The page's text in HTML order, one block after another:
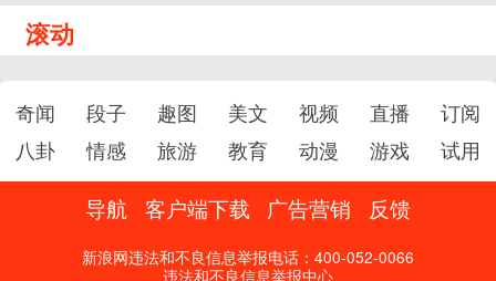
滚动
奇闻 段子 趣图 美文 视频 直播
订阅
八卦
情感 旅游 教育 动漫 游戏 试用
导航 客户端下载 广告营销 反馈
新浪网违法和不良信息举报电话：400-052-0066
违法和不良信息举报中心